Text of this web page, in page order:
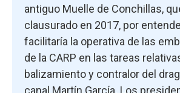
antiguo Muelle de Conchillas,
clausurado en 2017, por
facilitaría la operativa de las
de la CARP en las tareas
balizamiento y contralor del
canal Martín García. Los